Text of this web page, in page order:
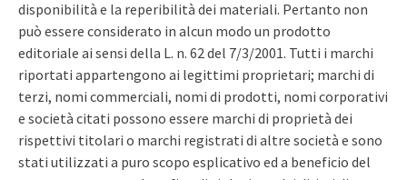
disponibilità e la reperibilità dei materiali. Pertanto non
può essere considerato in alcun modo un prodotto
editoriale ai sensi della L. n. 62 del 7/3/2001. Tutti i marchi
riportati appartengono ai legittimi proprietari; marchi di
terzi, nomi commerciali, nomi di prodotti, nomi corporativi
e società citati possono essere marchi di proprietà dei
rispettivi titolari o marchi registrati di altre società e sono
stati utilizzati a puro scopo esplicativo ed a beneficio del